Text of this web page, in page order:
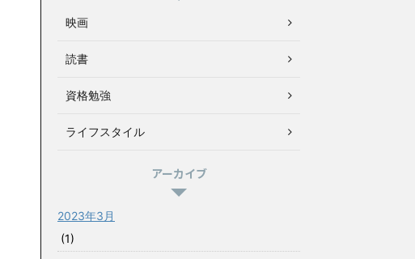
映画
読書
資格勉強
ライフスタイル
アーカイブ
2023年3月
(1)